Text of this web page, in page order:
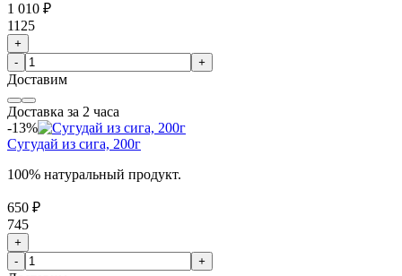
1 010 ₽
1125
+
-
+
Доставим
Доставка за 2 часа
-13%
Сугудай из сига, 200г
100% натуральный продукт.
650 ₽
745
+
-
+